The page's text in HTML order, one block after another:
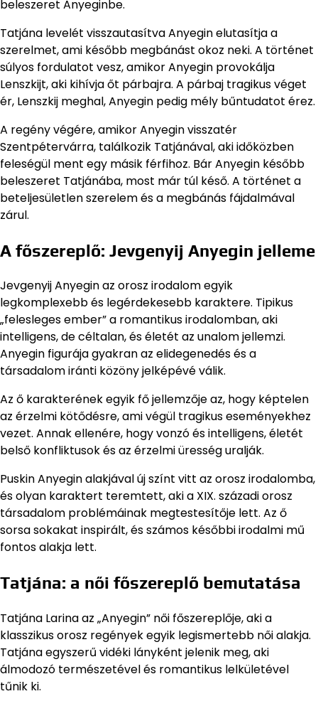
beleszeret Anyeginbe.
Tatjána levelét visszautasítva Anyegin elutasítja a
szerelmet, ami később megbánást okoz neki. A történet
súlyos fordulatot vesz, amikor Anyegin provokálja
Lenszkijt, aki kihívja őt párbajra. A párbaj tragikus véget
ér, Lenszkij meghal, Anyegin pedig mély bűntudatot érez.
A regény végére, amikor Anyegin visszatér
Szentpétervárra, találkozik Tatjánával, aki időközben
feleségül ment egy másik férfihoz. Bár Anyegin később
beleszeret Tatjánába, most már túl késő. A történet a
beteljesületlen szerelem és a megbánás fájdalmával
zárul.
A főszereplő: Jevgenyij Anyegin jelleme
Jevgenyij Anyegin az orosz irodalom egyik
legkomplexebb és legérdekesebb karaktere. Tipikus
„felesleges ember” a romantikus irodalomban, aki
intelligens, de céltalan, és életét az unalom jellemzi.
Anyegin figurája gyakran az elidegenedés és a
társadalom iránti közöny jelképévé válik.
Az ő karakterének egyik fő jellemzője az, hogy képtelen
az érzelmi kötődésre, ami végül tragikus eseményekhez
vezet. Annak ellenére, hogy vonzó és intelligens, életét
belső konfliktusok és az érzelmi üresség uralják.
Puskin Anyegin alakjával új színt vitt az orosz irodalomba,
és olyan karaktert teremtett, aki a XIX. századi orosz
társadalom problémáinak megtestesítője lett. Az ő
sorsa sokakat inspirált, és számos későbbi irodalmi mű
fontos alakja lett.
Tatjána: a női főszereplő bemutatása
Tatjána Larina az „Anyegin” női főszereplője, aki a
klasszikus orosz regények egyik legismertebb női alakja.
Tatjána egyszerű vidéki lányként jelenik meg, aki
álmodozó természetével és romantikus lelkületével
tűnik ki.